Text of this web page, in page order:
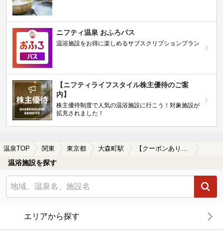
ニフティ温泉 おふろパス
温浴施設をお得に楽しめるサブスクリプションプラン
【ニフティライフスタイル株主優待のご案
内】
株主優待制度で人気の温浴施設に行こう！対象施設が
拡充されました！
温泉TOP 関東 東京都 大森町駅 【クーポンあり】一人旅におすすめの大森町駅近くの温泉、日帰り温泉、スーパー銭湯おすすめ
温浴施設を探す
エリアから探す